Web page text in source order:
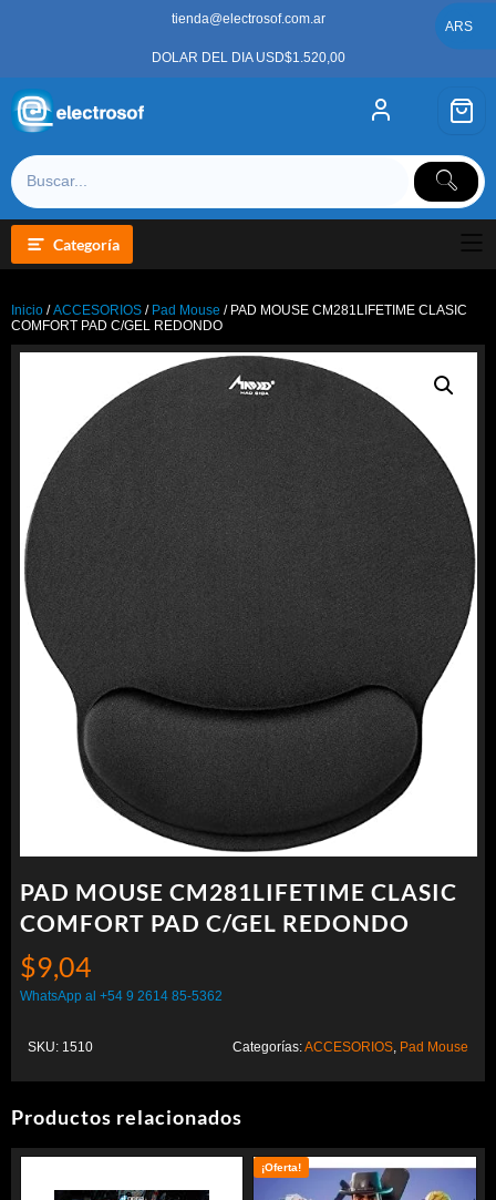
tienda@electrosof.com.ar
DOLAR DEL DIA USD$1.520,00
Categoría
Inicio /ACCESORIOS / Pad Mouse / PAD MOUSE CM281LIFETIME CLASIC
COMFORT PAD C/GEL REDONDO
PAD MOUSE CM281LIFETIME CLASIC
COMFORT PAD C/GEL REDONDO
$9,04
WhatsApp al +54 9 2614 85-5362
SKU: 1510 Categorías:ACCESORIOS Pad Mouse
Productos relacionados
¡Oferta!
ARS